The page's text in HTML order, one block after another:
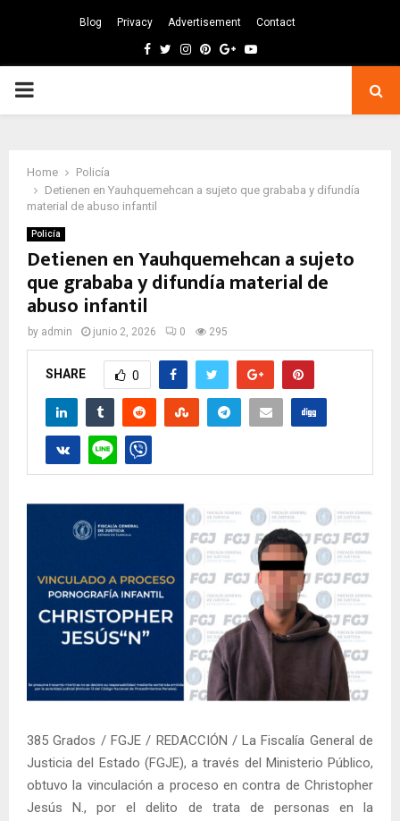
Blog Privacy Advertisement Contact
Facebook
TwitterInstagram
Pinterest
GoogleYoutube
PRIMARY
Home
Policía
Detienen en Yauhquemehcan a sujeto que grababa y difundía
material de abuso infantil
Policía
Detienen en Yauhquemehcan a sujeto
que grababa y difundía material de
abuso infantil
by admin junio 2, 2026 0 295
SHARE 0
385 Grados / FGJE / REDACCIÓN / La Fiscalía General de
Justicia del Estado (FGJE), a través del Ministerio Público,
obtuvo la vinculación a proceso en contra de Christopher
Jesús N., por el delito de trata de personas en la